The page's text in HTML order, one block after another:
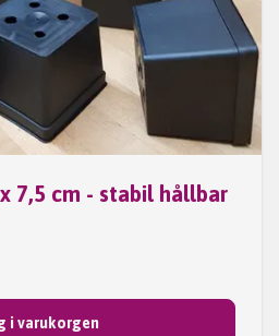
7,5 cm - stabil hållbar
i varukorgen